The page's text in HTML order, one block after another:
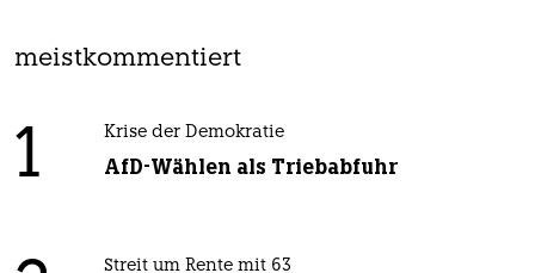
meistkommentiert
1 Krise der Demokratie
AfD-Wählen als Triebabfuhr
Streit um Rente mit 63